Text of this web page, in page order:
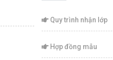
Quy trình nhận lớp
Hợp đồng mẫu